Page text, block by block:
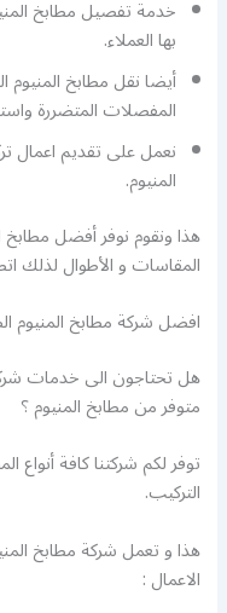
خدمة تفصيل مطابخ
بها العملاء.
أيضا نقل مطابخ
المفصلات المتضررة
نعمل على تقديم اعمال
المنيوم.
هذا ونقوم نوفر أفضل مطابخ
المقاسات و الأطوال لذلك
افضل شركة مطابخ المنيوم
هل تحتاجون الى خدمات
متوفر من مطابخ المنيوم ؟
توفر لكم شركتنا كافة
التركيب.
هذا و تعمل شركة مطابخ
الاعمال :